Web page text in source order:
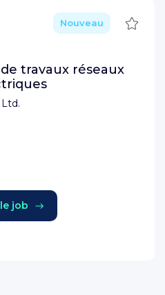
Ltd.
Nouveau
travaux réseaux
job